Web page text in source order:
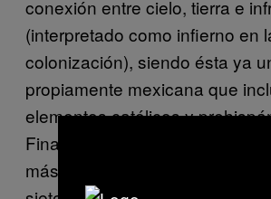
conexión entre cielo, tierra e
(interpretado como infierno en
colonización), siendo ésta ya
propiamente mexicana que
elementos católicos y
Finalmente, siete niveles,
más común, es una